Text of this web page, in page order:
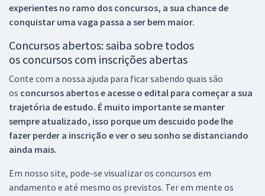
experientes no ramo dos concursos, a sua chance de
conquistar uma vaga passa a ser bem maior.
Concursos abertos: saiba sobre todos
os concursos com inscrições abertas
Conte com a nossa ajuda para ficar sabendo quais são
os concursos abertos e acesse o edital para começar a sua
trajetória de estudo. É muito importante se manter
sempre atualizado, isso porque um descuido pode lhe
fazer perder a inscrição e ver o seu sonho se distanciando
ainda mais.
Em nosso site, pode-se visualizar os concursos em
andamento e até mesmo os previstos. Ter em mente os